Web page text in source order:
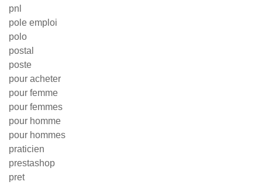
pnl
pole emploi
polo
postal
poste
pour acheter
pour femme
pour femmes
pour homme
pour hommes
praticien
prestashop
pret